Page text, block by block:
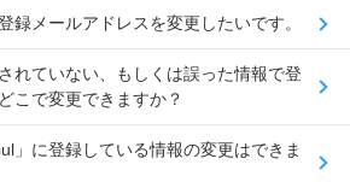
録メールアドレスを変更したいです。
れていない、もしくは誤った情報で登
こで変更できますか？
」に登録している情報の変更はできま